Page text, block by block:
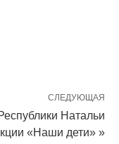
СЛЕДУЮЩАЯ
Натальи
«Наши дети» »